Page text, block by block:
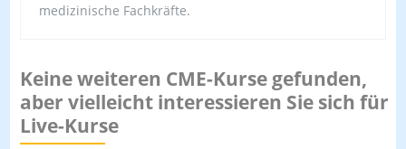
medizinische Fachkräfte.
Keine weiteren CME-Kurse gefunden,
aber vielleicht interessieren Sie sich für
Live-Kurse